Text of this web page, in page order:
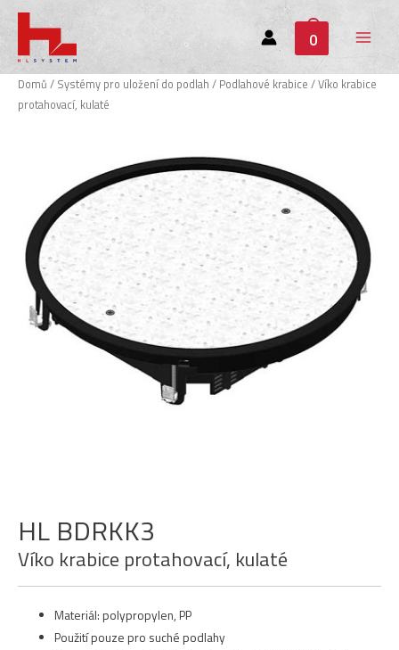
0
Main
Menu
Domů / Systémy pro uložení do podlah / Podlahové krabice / Víko krabice
protahovací, kulaté
HL BDRKK3
Víko krabice protahovací, kulaté
Materiál: polypropylen, PP
Použití pouze pro suché podlahy